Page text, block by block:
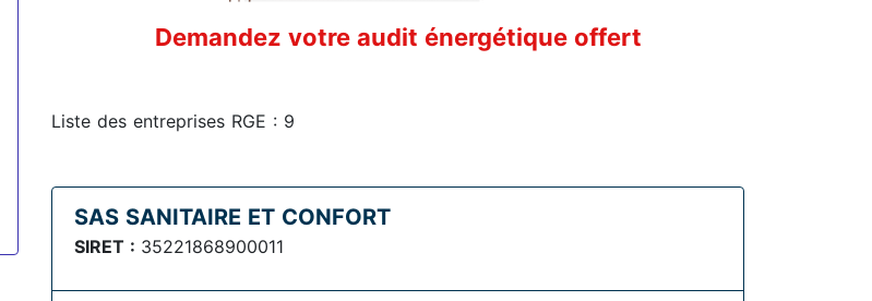
Demandez votre audit énergétique offert
Liste des entreprises RGE : 9
SAS SANITAIRE ET CONFORT
SIRET : 35221868900011